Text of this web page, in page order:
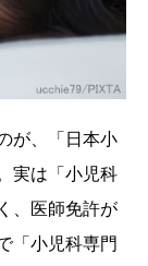
が、「日本小
実は「小児科
、医師免許が
「小児科専門